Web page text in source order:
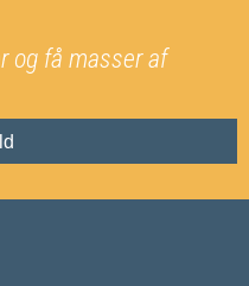
og få masser af